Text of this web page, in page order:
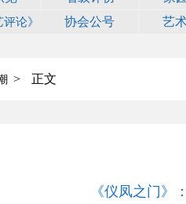
论》 协会公号 艺
> 正文
《仪凤之门》